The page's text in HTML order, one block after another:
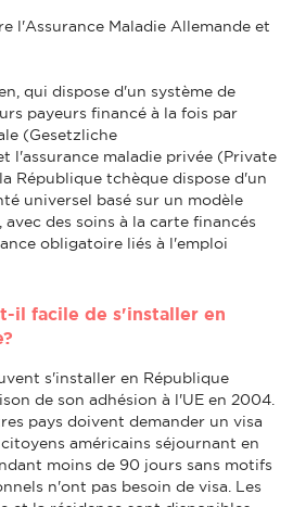
l'Assurance Maladie Allemande et
qui dispose d'un système de
payeurs financé à la fois par
(Gesetzliche
l'assurance maladie privée (Private
République tchèque dispose d'un
universel basé sur un modèle
des soins à la carte financés
obligatoire liés à l'emploi
il facile de s'installer en
s'installer en République
de son adhésion à l'UE en 2004.
pays doivent demander un visa
américains séjournant en
moins de 90 jours sans motifs
n'ont pas besoin de visa. Les